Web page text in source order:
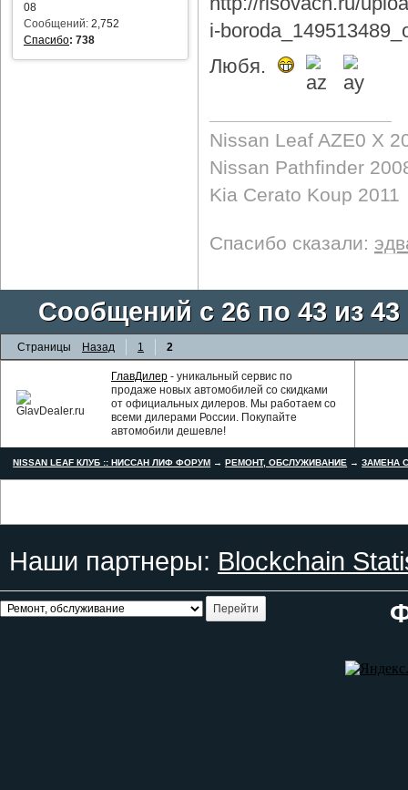
08
Сообщений: 2,752
Спасибо: 738
Любя.
Nissan Leaf AZE0 X
Nissan Pathfinder
Kia Cerato Koup 2011
Спасибо сказали:
Сообщений с 26 по 43 из 43
Страницы Назад 1 2
ГлавДилер - уникальный сервис по
продаже новых автомобилей со скидками
от официальных дилеров. Мы работаем со
всеми дилерами России. Покупайте
автомобили дешевле!
NISSAN LEAF КЛУБ :: НИССАН ЛИФ ФОРУМ →РЕМОНТ, ОБСЛУЖИВАНИЕ →ЗАМЕНА
Наши партнеры: Blockchain